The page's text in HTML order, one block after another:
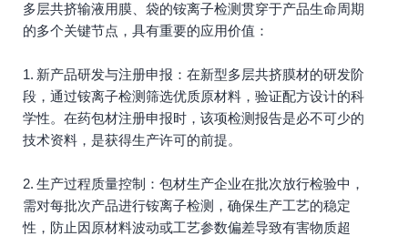
多层共挤输液用膜、袋的铵离子检测贯穿于产品生命周期
的多个关键节点，具有重要的应用价值：
1. 新产品研发与注册申报：在新型多层共挤膜材的研发阶
段，通过铵离子检测筛选优质原材料，验证配方设计的科
学性。在药包材注册申报时，该项检测报告是必不可少的
技术资料，是获得生产许可的前提。
2. 生产过程质量控制：包材生产企业在批次放行检验中，
需对每批次产品进行铵离子检测，确保生产工艺的稳定
性，防止因原材料波动或工艺参数偏差导致有害物质超